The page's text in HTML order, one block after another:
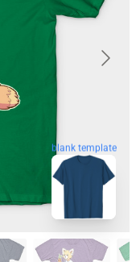
blank template